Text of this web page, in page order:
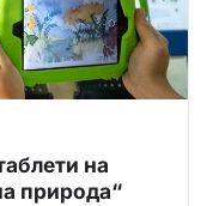
на
природа“